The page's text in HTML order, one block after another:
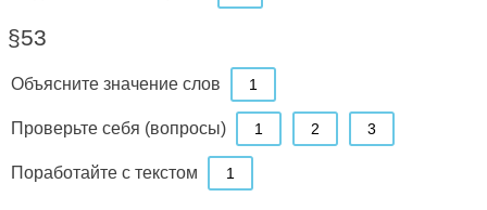
§53
Объясните значение слов 1
Проверьте себя (вопросы) 1 2 3
Поработайте с текстом 1